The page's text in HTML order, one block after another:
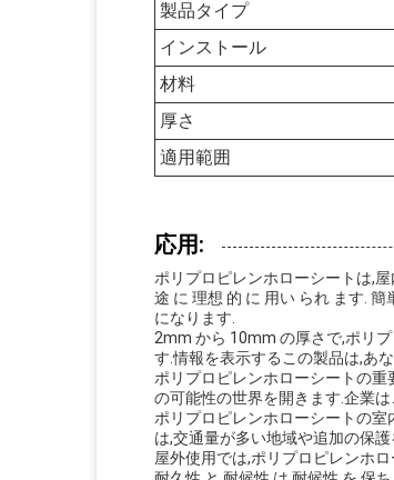
製品タイプ
インストール
材料
厚さ
適用範囲
応用:
ポリプロピレンホローシートは,
途 に 理想 的 に 用い られ ます.
になります.
2mm から 10mm の厚さで,ポリ
す.情報を表示するこの製品は,あ
ポリプロピレンホローシートの
の可能性の世界を開きます.企業
ポリプロピレンホローシートの
は,交通量が多い地域や追加の保
屋外使用では,ポリプロピレンホ